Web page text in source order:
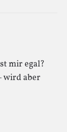
mir egal?
wird aber